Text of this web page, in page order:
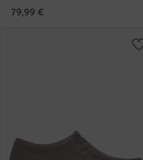
79,99 €